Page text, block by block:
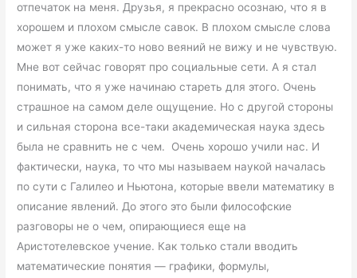
отпечаток на меня. Друзья, я прекрасно осознаю, что я в
хорошем и плохом смысле савок. В плохом смысле слова
может я уже каких-то ново веяний не вижу и не чувствую.
Мне вот сейчас говорят про социальные сети. А я стал
понимать, что я уже начинаю стареть для этого. Очень
страшное на самом деле ощущение. Но с другой стороны
и сильная сторона все-таки академическая наука здесь
была не сравнить не с чем. Очень хорошо учили нас. И
фактически, наука, то что мы называем наукой началась
по сути с Галилео и Ньютона, которые ввели математику в
описание явлений. До этого это были философские
разговоры не о чем, опирающиеся еще на
Аристотелевское учение. Как только стали вводить
математические понятия — графики, формулы,